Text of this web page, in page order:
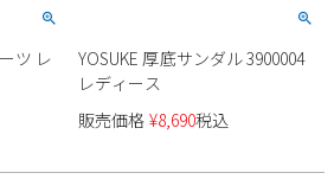
ツ レ
YOSUKE 厚底サンダル 3900004
レディース
販売価格 ¥8,690税込